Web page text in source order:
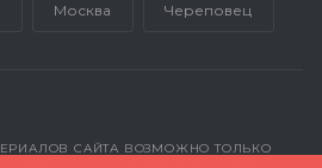
Москва Череповец
САЙТА ВОЗМОЖНО ТОЛЬКО